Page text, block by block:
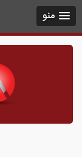
منو